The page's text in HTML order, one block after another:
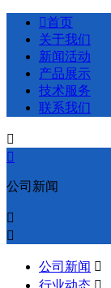
首页
关于我们
新闻活动
产品展示
技术服务
联系我们


公司新闻


公司新闻 
行业动态 